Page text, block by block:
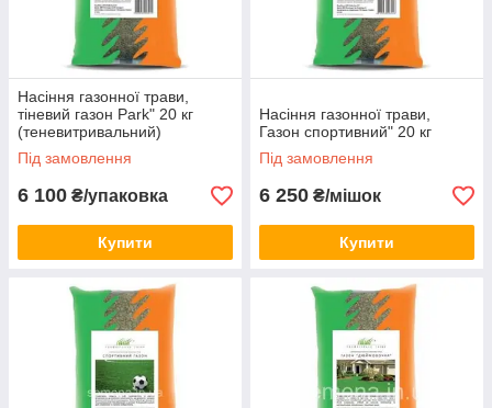
Насіння газонної трави,
тіневий газон Park" 20 кг
(теневитривальний)
Під замовлення
6 100 ₴/упаковка
Купити
Насіння газонної трави,
Газон спортивний" 20 кг
Під замовлення
6 250 ₴/мішок
Купити